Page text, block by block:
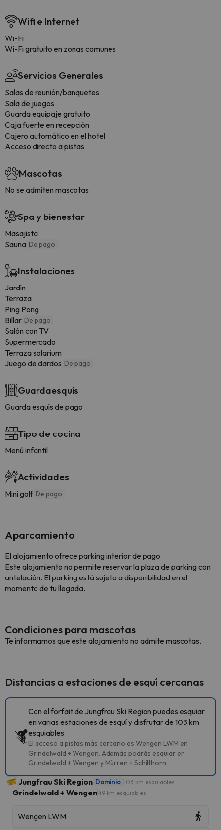
Wifi e Internet
Wi-Fi
Wi-Fi gratuito en zonas comunes
Servicios Generales
Salas de reunión/banquetes
Sala de juegos
Guarda equipaje gratuito
Caja fuerte en recepción
Cajero automático en el hotel
Acceso directo a pistas
Mascotas
No se admiten mascotas
Spa y bienestar
Masajista
Sauna De pago
Instalaciones
Jardín
Terraza
Ping Pong
Billar De pago
Salón con TV
Supermercado
Terraza solarium
Juego de dardos De pago
Guardaesquís
Guarda esquís de pago
Tipo de cocina
Menú infantil
Actividades
Mini golf De pago
Aparcamiento
El alojamiento ofrece parking interior de pago
Este alojamiento no permite reservar la plaza de parking con
antelación. El parking está sujeto a disponibilidad en el
momento de tu llegada.
Condiciones para mascotas
Te informamos que este alojamiento no admite mascotas.
Distancias a estaciones de esquí cercanas
Con el forfait de Jungfrau Ski Region puedes esquiar
en varias estaciones de esquí y disfrutar de 103 km
esquiables
El acceso a pistas más cercano es Wengen LWM en
Grindelwald + Wengen. Además podrás esquiar en
Grindelwald + Wengen y Mürren + Schilthorn.
Jungfrau Ski Region Dominio 103 km esquiables
Grindelwald + Wengen49 km esquiables
Wengen LWM